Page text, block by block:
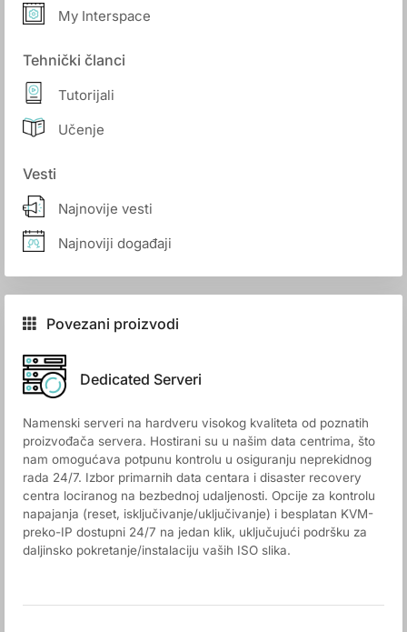
My Interspace
Tehnički članci
Tutorijali
Učenje
Vesti
Najnovije vesti
Najnoviji događaji
Povezani proizvodi
Dedicated Serveri
Namenski serveri na hardveru visokog kvaliteta od poznatih
proizvođača servera. Hostirani su u našim data centrima, što
nam omogućava potpunu kontrolu u osiguranju neprekidnog
rada 24/7. Izbor primarnih data centara i disaster recovery
centra lociranog na bezbednoj udaljenosti. Opcije za kontrolu
napajanja (reset, isključivanje/uključivanje) i besplatan KVM-
preko-IP dostupni 24/7 na jedan klik, uključujući podršku za
daljinsko pokretanje/instalaciju vaših ISO slika.